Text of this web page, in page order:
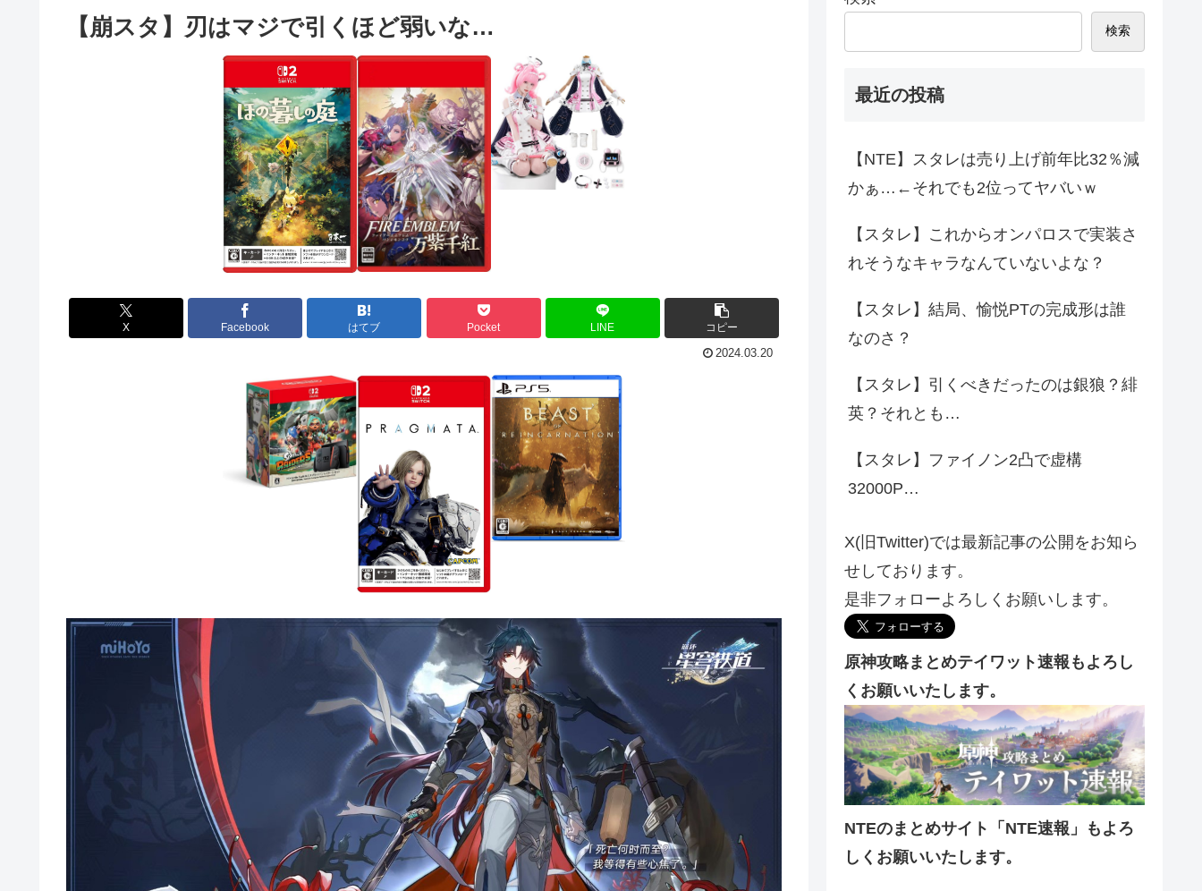
【崩スタ】刃はマジで引くほど弱いな…
X Facebook はてブ Pocket LINE コピー
2024.03.20
検索
最近の投稿
【NTE】スタレは売り上げ前年比32％減
かぁ…←それでも2位ってヤバいｗ
【スタレ】これからオンパロスで実装さ
れそうなキャラなんていないよな？
【スタレ】結局、愉悦PTの完成形は誰
なのさ？
【スタレ】引くべきだったのは銀狼？緋
英？それとも…
【スタレ】ファイノン2凸で虚構
32000P…
X(旧Twitter)では最新記事の公開をお知ら
せしております。
是非フォローよろしくお願いします。
原神攻略まとめテイワット速報もよろし
くお願いいたします。
NTEのまとめサイト「NTE速報」もよろ
しくお願いいたします。